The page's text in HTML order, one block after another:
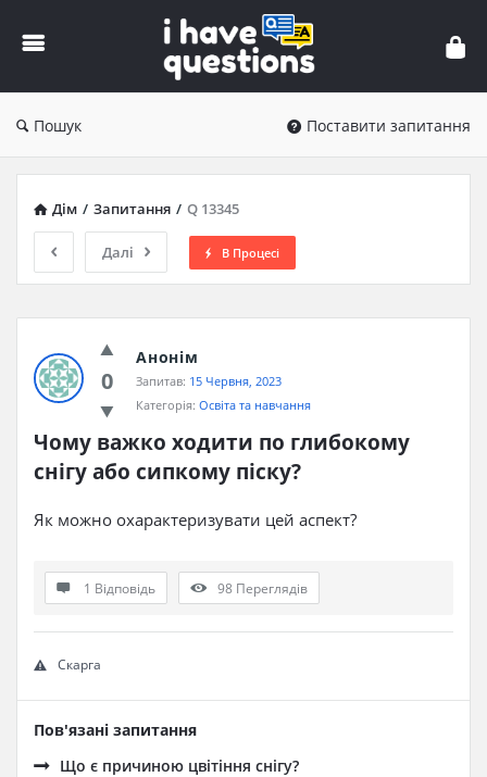
iHaveQuestions
Пошук Поставити запитання
Дім / Запитання / Q 13345
Далі В Процесі
0
Анонім
Запитав: 15 Червня, 2023
Категорія: Освіта та навчання
Чому важко ходити по глибокому
снігу або сипкому піску?
Як можно охарактеризувати цей аспект?
1 Відповідь 98 Переглядів
Скарга
Пов'язані запитання
Що є причиною цвітіння снігу?